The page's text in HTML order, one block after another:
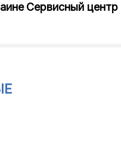
Сервисный центр